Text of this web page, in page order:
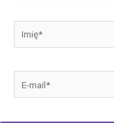
mail*